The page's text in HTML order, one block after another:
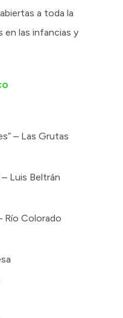
a toda la
en las infancias y
– Las Grutas
Luis Beltrán
Río Colorado